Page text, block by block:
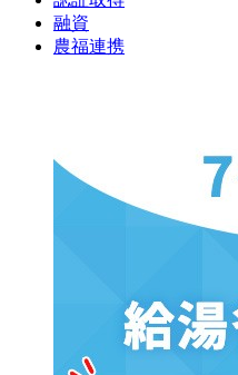
融資
農福連携